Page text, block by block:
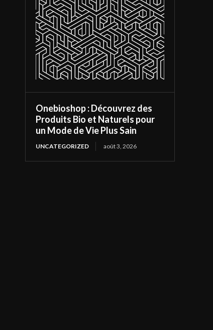
Onebioshop : Découvrez des
Produits Bio et Naturels pour
un Mode de Vie Plus Sain
UNCATEGORIZED août 3, 2026